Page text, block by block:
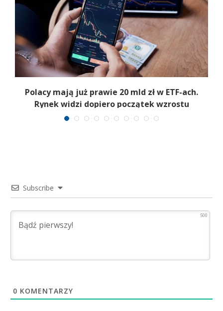
Polacy mają już prawie 20 mld zł w ETF-ach.
Rynek widzi dopiero początek wzrostu
Subscribe
500
0 KOMENTARZY